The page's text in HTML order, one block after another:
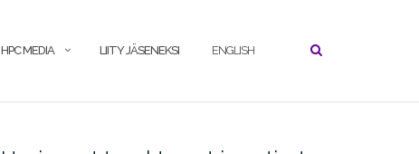
HPC MEDIA LIITY JÄSENEKSI ENGLISH